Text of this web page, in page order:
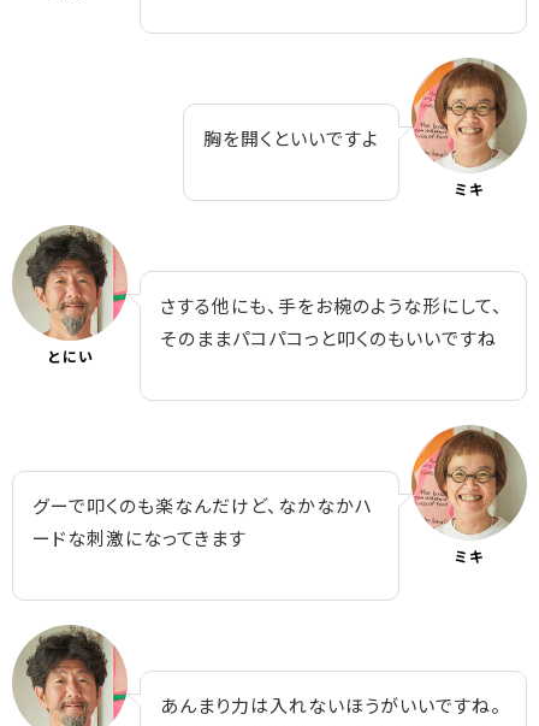
胸を開くといいですよ
ミキ
とにい
さする他にも、手をお椀のような形にして、
そのままパコパコっと叩くのもいいですね
グーで叩くのも楽なんだけど、なかなかハ
ードな刺激になってきます
ミキ
あんまり力は入れないほうがいいですね。